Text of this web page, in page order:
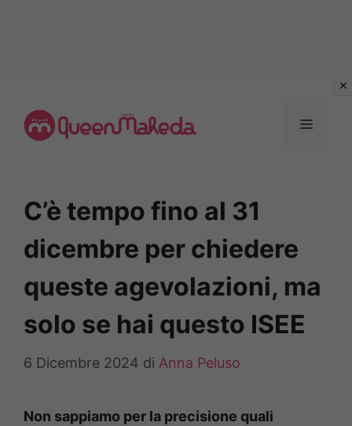
contenuto
MENU
C’è tempo fino al 31
dicembre per chiedere
queste agevolazioni, ma
solo se hai questo ISEE
6 Dicembre 2024 di Anna Peluso
Non sappiamo per la precisione quali